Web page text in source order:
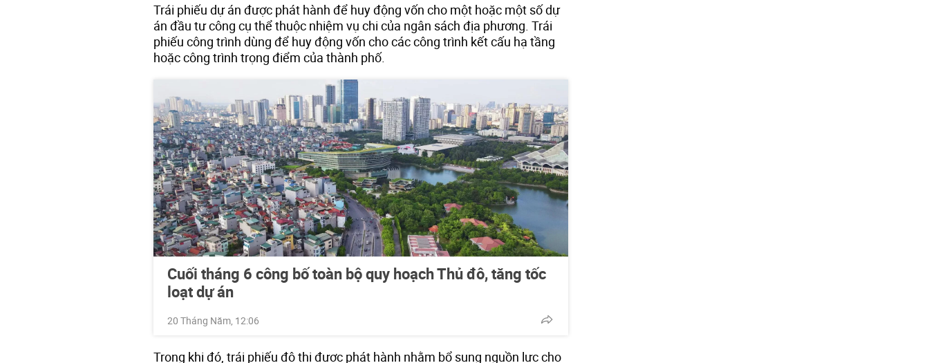
Trái phiếu dự án được phát hành để huy động vốn cho một hoặc một số dự
án đầu tư công cụ thể thuộc nhiệm vụ chi của ngân sách địa phương. Trái
phiếu công trình dùng để huy động vốn cho các công trình kết cấu hạ tầng
hoặc công trình trọng điểm của thành phố.
Cuối tháng 6 công bố toàn bộ quy hoạch Thủ đô, tăng tốc
loạt dự án
20 Tháng Năm, 12:06
Trong khi đó, trái phiếu đô thị được phát hành nhằm bổ sung nguồn lực cho